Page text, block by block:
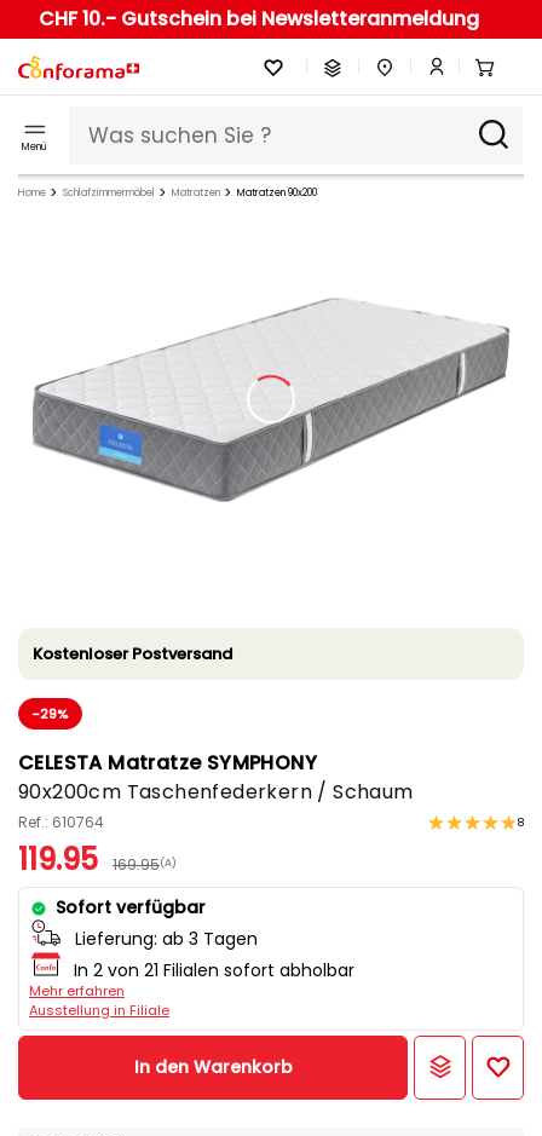
CHF 10.- Gutschein bei Newsletteranmeldung
Menü
Home Schlafzimmermöbel Matratzen Matratzen 90x200
Kostenloser Postversand
-29%
CELESTA Matratze SYMPHONY
90x200cm Taschenfederkern / Schaum
Ref.: 610764 8
119.95 169.95(A)
Sofort verfügbar
Lieferung: ab 3 Tagen
In 2 von 21 Filialen sofort abholbar
Mehr erfahren
Ausstellung in Filiale
In den Warenkorb